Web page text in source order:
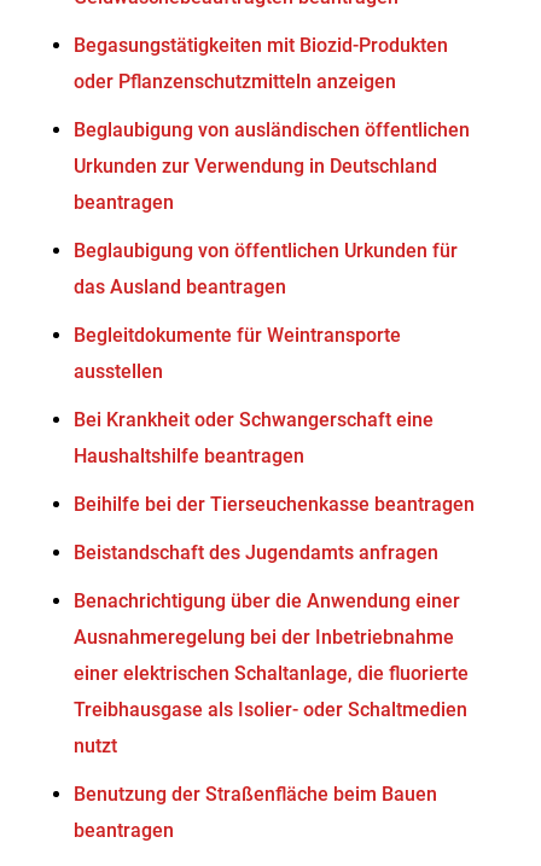
Begasungstätigkeiten mit Biozid-Produkten
oder Pflanzenschutzmitteln anzeigen
Beglaubigung von ausländischen öffentlichen
Urkunden zur Verwendung in Deutschland
beantragen
Beglaubigung von öffentlichen Urkunden für
das Ausland beantragen
Begleitdokumente für Weintransporte
ausstellen
Bei Krankheit oder Schwangerschaft eine
Haushaltshilfe beantragen
Beihilfe bei der Tierseuchenkasse beantragen
Beistandschaft des Jugendamts anfragen
Benachrichtigung über die Anwendung einer
Ausnahmeregelung bei der Inbetriebnahme
einer elektrischen Schaltanlage, die fluorierte
Treibhausgase als Isolier- oder Schaltmedien
nutzt
Benutzung der Straßenfläche beim Bauen
beantragen